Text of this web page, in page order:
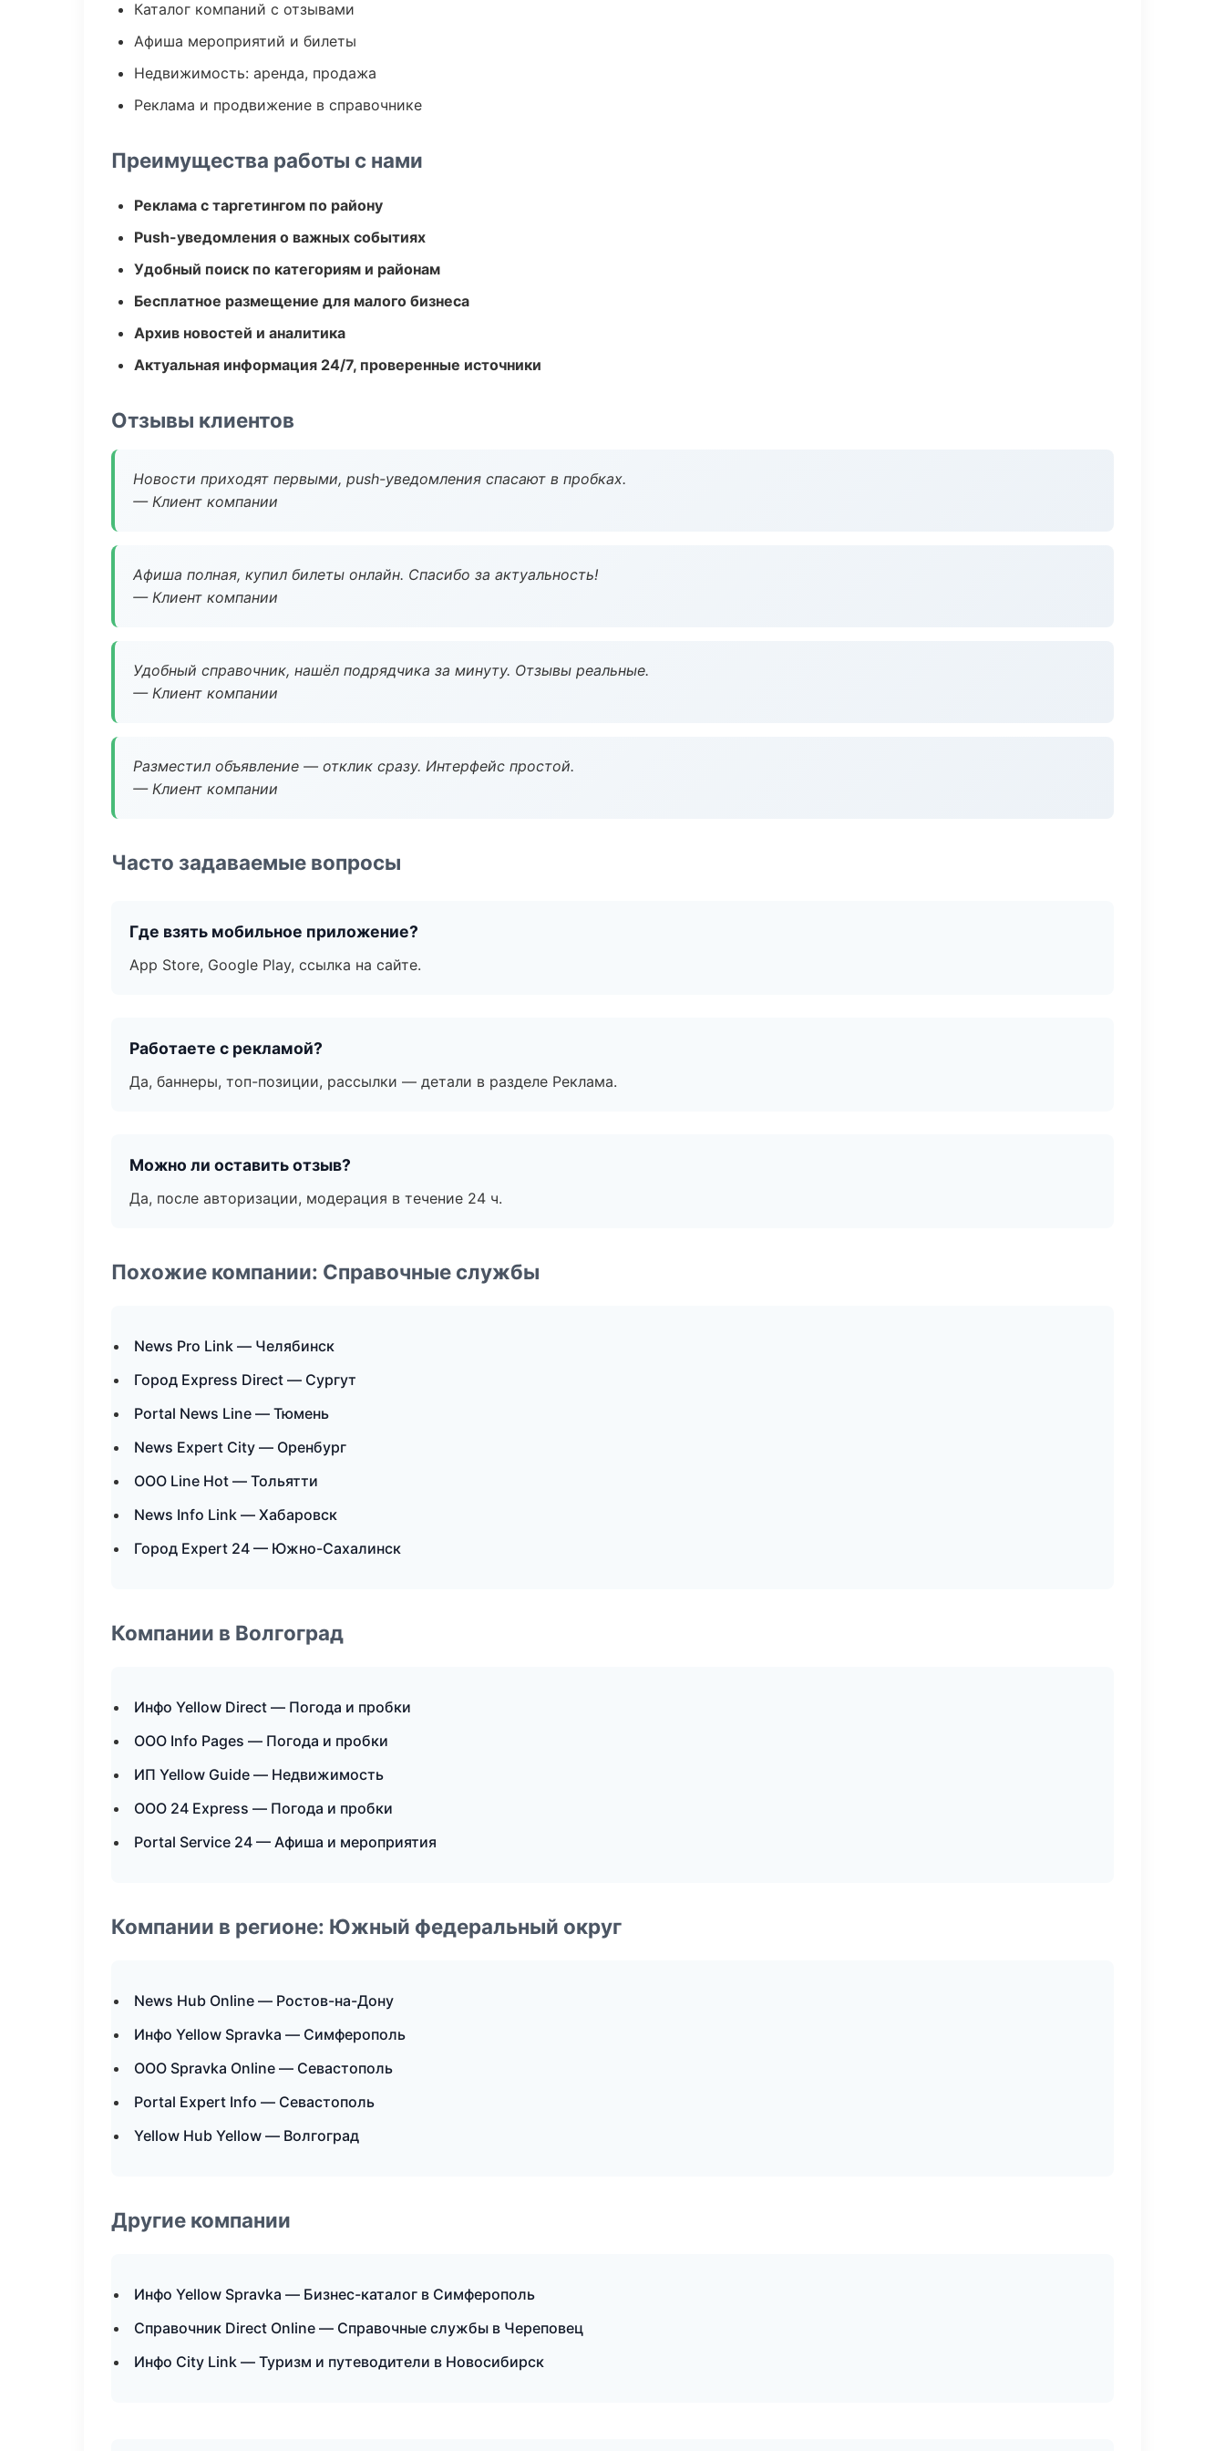
Каталог компаний с отзывами
Афиша мероприятий и билеты
Недвижимость: аренда, продажа
Реклама и продвижение в справочнике
Преимущества работы с нами
Реклама с таргетингом по району
Push-уведомления о важных событиях
Удобный поиск по категориям и районам
Бесплатное размещение для малого бизнеса
Архив новостей и аналитика
Актуальная информация 24/7, проверенные источники
Отзывы клиентов
Новости приходят первыми, push-уведомления спасают в пробках.
— Клиент компании
Афиша полная, купил билеты онлайн. Спасибо за актуальность!
— Клиент компании
Удобный справочник, нашёл подрядчика за минуту. Отзывы реальные.
— Клиент компании
Разместил объявление — отклик сразу. Интерфейс простой.
— Клиент компании
Часто задаваемые вопросы
Где взять мобильное приложение?
App Store, Google Play, ссылка на сайте.
Работаете с рекламой?
Да, баннеры, топ-позиции, рассылки — детали в разделе Реклама.
Можно ли оставить отзыв?
Да, после авторизации, модерация в течение 24 ч.
Похожие компании: Справочные службы
News Pro Link — Челябинск
Город Express Direct — Сургут
Portal News Line — Тюмень
News Expert City — Оренбург
ООО Line Hot — Тольятти
News Info Link — Хабаровск
Город Expert 24 — Южно-Сахалинск
Компании в Волгоград
Инфо Yellow Direct — Погода и пробки
ООО Info Pages — Погода и пробки
ИП Yellow Guide — Недвижимость
ООО 24 Express — Погода и пробки
Portal Service 24 — Афиша и мероприятия
Компании в регионе: Южный федеральный округ
News Hub Online — Ростов-на-Дону
Инфо Yellow Spravka — Симферополь
ООО Spravka Online — Севастополь
Portal Expert Info — Севастополь
Yellow Hub Yellow — Волгоград
Другие компании
Инфо Yellow Spravka — Бизнес-каталог в Симферополь
Справочник Direct Online — Справочные службы в Череповец
Инфо City Link — Туризм и путеводители в Новосибирск